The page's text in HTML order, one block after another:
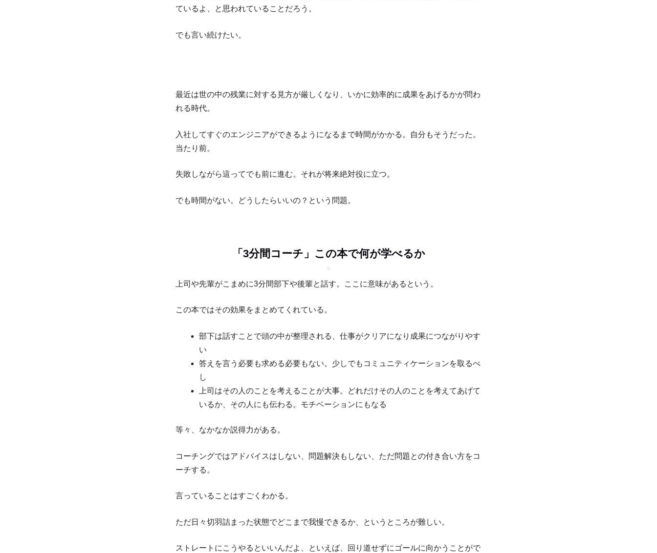
ているよ、と思われていることだろう。
でも言い続けたい。
最近は世の中の残業に対する見方が厳しくなり、いかに効率的に成果をあげるかが問わ
れる時代。
入社してすぐのエンジニアができるようになるまで時間がかかる。自分もそうだった。
当たり前。
失敗しながら這ってでも前に進む。それが将来絶対役に立つ。
でも時間がない。どうしたらいいの？という問題。
「3分間コーチ」この本で何が学べるか
上司や先輩がこまめに3分間部下や後輩と話す。ここに意味があるという。
この本ではその効果をまとめてくれている。
部下は話すことで頭の中が整理される、仕事がクリアになり成果につながりやす
い
答えを言う必要も求める必要もない。少しでもコミュニティケーションを取るべ
し
上司はその人のことを考えることが大事。どれだけその人のことを考えてあげて
いるか、その人にも伝わる。モチベーションにもなる
等々、なかなか説得力がある。
コーチングではアドバイスはしない、問題解決もしない、ただ問題との付き合い方をコ
ーチする。
言っていることはすごくわかる。
ただ日々切羽詰まった状態でどこまで我慢できるか、というところが難しい。
ストレートにこうやるといいんだよ、といえば、回り道せずにゴールに向かうことがで